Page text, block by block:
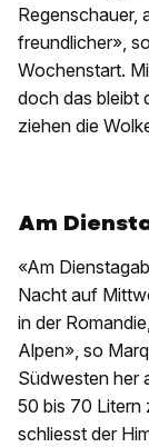
Regenschauer,
freundlicher»,
Wochenstart.
doch das bleibt
ziehen die
Am
«Am
Nacht auf
in der
Alpen», so
Südwesten her
50 bis 70 Litern
schliesst der